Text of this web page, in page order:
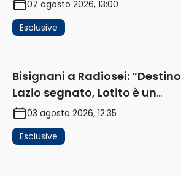
investimenti non arrivano i
ricavi” (AUDIO)
07 agosto 2026, 13:00
Esclusive
Bisignani a Radiosei: “Destino
Lazio segnato, Lotito è un
problema, la chiave sono
Flaminio e politica. La protesta
e gli interessi dei fondi”
03 agosto 2026, 12:35
Esclusive